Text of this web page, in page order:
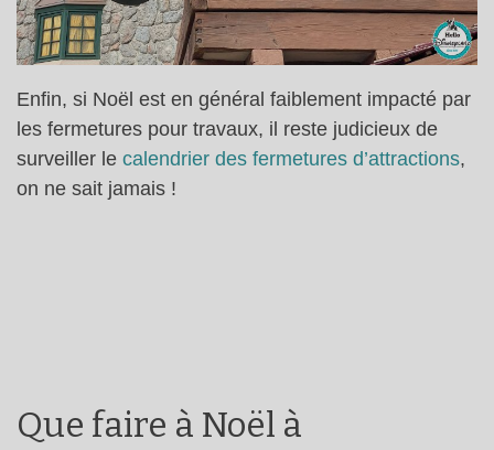
Enfin, si Noël est en général faiblement impacté par
les fermetures pour travaux, il reste judicieux de
surveiller le calendrier des fermetures d’attractions,
on ne sait jamais !
Que faire à Noël à